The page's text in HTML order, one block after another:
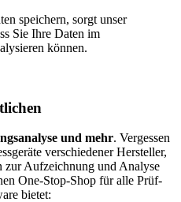
speichern, sorgt unser
Sie Ihre Daten im
können.
und mehr. Vergessen
verschiedener Hersteller,
zur Aufzeichnung und Analyse
One-Stop-Shop für alle Prüf-
bietet: